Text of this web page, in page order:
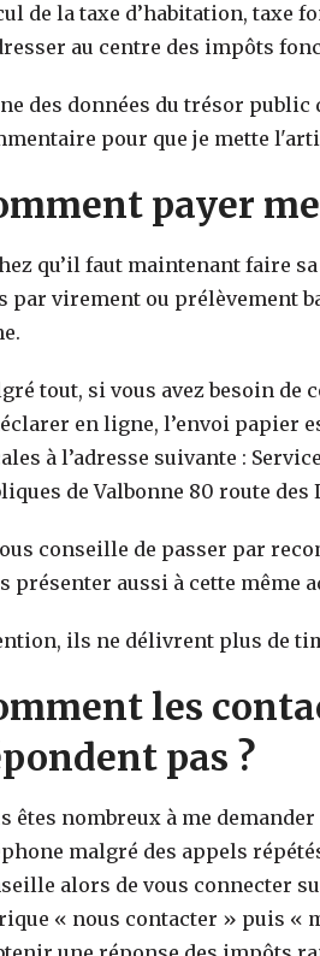
de la taxe d’habitation, taxe
au centre des impôts
des données du trésor public
pour que je mette
payer
qu’il faut maintenant faire
par virement ou prélèvement
tout, si vous avez besoin de
en ligne, l’envoi papier
à l’adresse suivante :
de Valbonne 80 route des
conseille de passer par
présenter aussi à cette même
ils ne délivrent plus de
les
pas ?
êtes nombreux à me
malgré des appels
alors de vous connecter
« nous contacter » puis «